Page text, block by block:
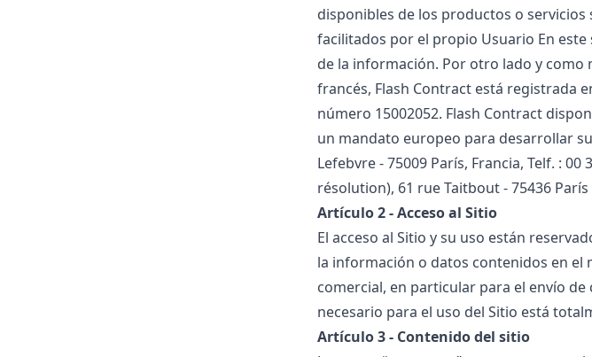
disponibles de los productos o
facilitados por el propio Usuario En
de la información. Por otro lado y como
francés, Flash Contract está registrada
número 15002052. Flash Contract
un mandato europeo para desarrollar
Lefebvre - 75009 París, Francia, Telf. :
résolution), 61 rue Taitbout - 75436
Artículo 2 - Acceso al Sitio
El acceso al Sitio y su uso están
la información o datos contenidos en
comercial, en particular para el envío
necesario para el uso del Sitio está
Artículo 3 - Contenido del sitio